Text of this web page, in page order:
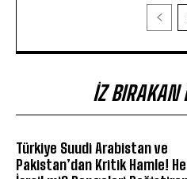
İZ BIRAKAN
Türkiye Suudi Arabistan ve
Pakistan’dan Kritik Hamle!